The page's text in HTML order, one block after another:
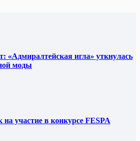
«Адмиралтейская игла» уткнулась
моды
участие в конкурсе FESPA